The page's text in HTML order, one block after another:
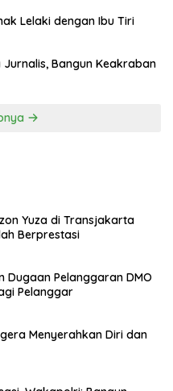
Lelaki dengan Ibu Tiri
Bangun Keakraban
Yuza di Transjakarta
Berprestasi
Dugaan Pelanggaran DMO
Pelanggar
Menyerahkan Diri dan